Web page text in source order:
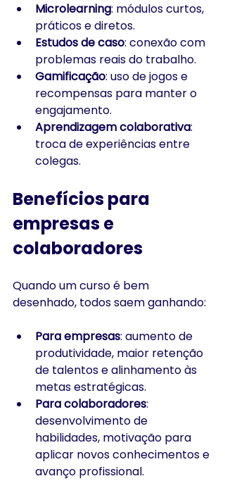
Microlearning: módulos curtos,
práticos e diretos.
Estudos de caso: conexão com
problemas reais do trabalho.
Gamificação: uso de jogos e
recompensas para manter o
engajamento.
Aprendizagem colaborativa:
troca de experiências entre
colegas.
Benefícios para
empresas e
colaboradores
Quando um curso é bem
desenhado, todos saem ganhando:
Para empresas: aumento de
produtividade, maior retenção
de talentos e alinhamento às
metas estratégicas.
Para colaboradores:
desenvolvimento de
habilidades, motivação para
aplicar novos conhecimentos e
avanço profissional.